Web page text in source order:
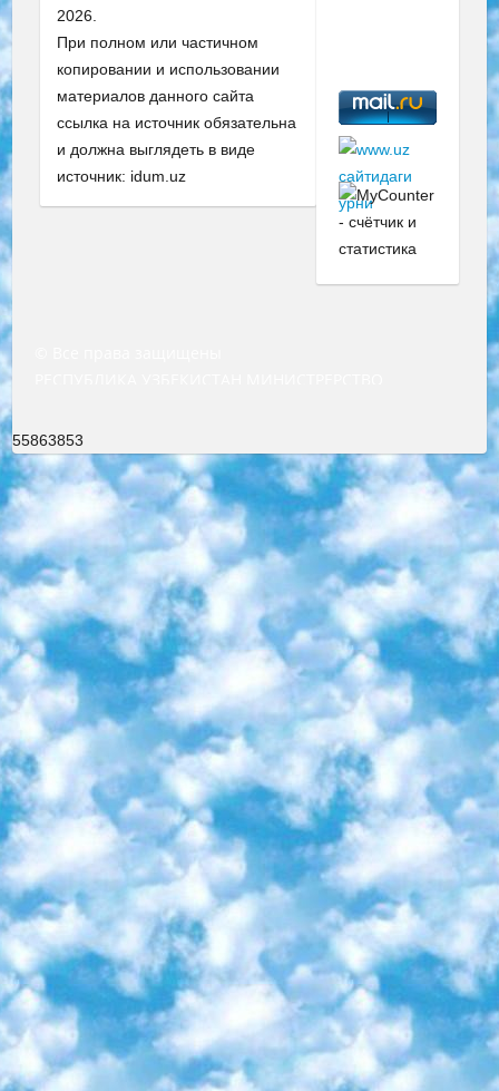
2026.
При полном или частичном
копировании и использовании
материалов данного сайта
ссылка на источник обязательна
и должна выглядеть в виде
источник: idum.uz
55863853